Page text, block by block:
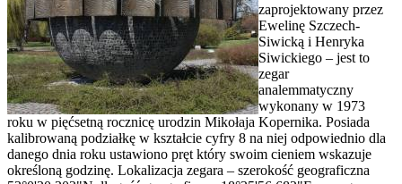
zaprojektowany przez
Ewelinę Szczech-
Siwicką i Henryka
Siwickiego – jest to
zegar
analemmatyczny
wykonany w 1973
roku w pięćsetną rocznicę urodzin Mikołaja Kopernika. Posiada
kalibrowaną podziałkę w kształcie cyfry 8 na niej odpowiednio dla
danego dnia roku ustawiono pręt który swoim cieniem wskazuje
określoną godzinę. Lokalizacja zegara – szerokość geograficzna